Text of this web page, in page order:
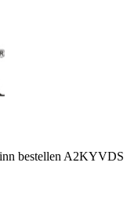
bestellen A2KYVDS